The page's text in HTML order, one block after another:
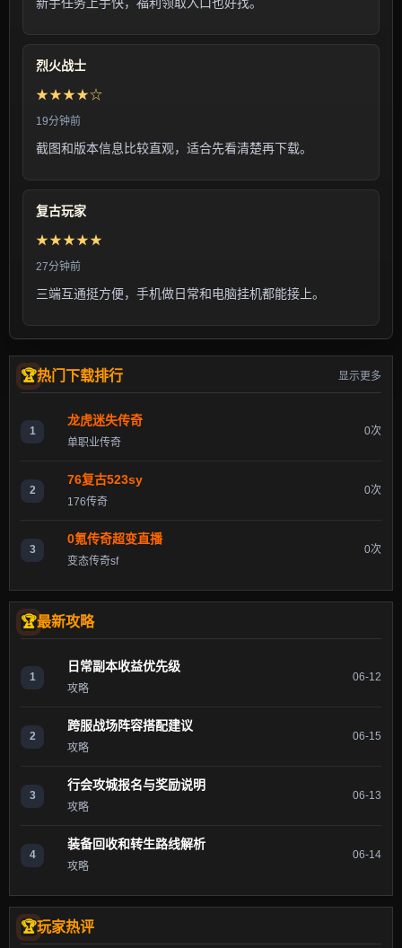
烈火战士
★★★★☆
19分钟前
截图和版本信息比较直观，适合先看清楚再下载。
复古玩家
★★★★★
27分钟前
三端互通挺方便，手机做日常和电脑挂机都能接上。
热门下载排行 显示更多
1
龙虎迷失传奇
单职业传奇
0次
2
76复古523sy
176传奇
0次
3
0氪传奇超变直播
变态传奇sf
0次
最新攻略
1
日常副本收益优先级
攻略
06-12
2
跨服战场阵容搭配建议
攻略
06-15
3
行会攻城报名与奖励说明
攻略
06-13
4
装备回收和转生路线解析
攻略
06-14
玩家热评